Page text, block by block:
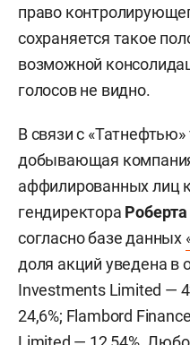
право
сохраняется такое
возможной
голосов не видно.
В связи с
добывающая компания
аффилированных лиц
гендиректора
согласно базе данных
доля акций уведена
Investments Limited —
24,6%; Flambord